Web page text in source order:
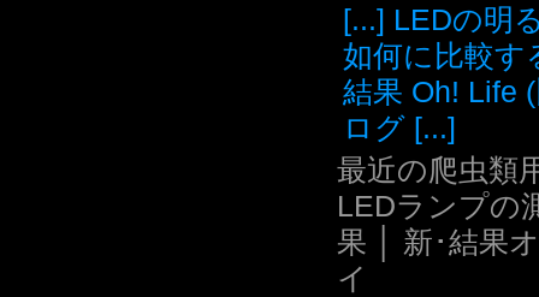
[...] LEDの明
如何に比較す
結果 Oh! Life
ログ [...]
最近の爬虫類
LEDランプの
果 │ 新･結果
イ